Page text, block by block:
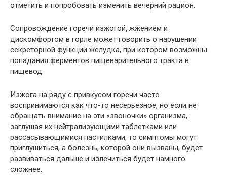
отметить и попробовать изменить вечерний рацион.
Сопровождение горечи изжогой, жжением и
дискомфортом в горле может говорить о нарушении
секреторной функции желудка, при котором возможны
попадания ферментов пищеварительного тракта в
пищевод.
Изжога на ряду с привкусом горечи часто
воспринимаются как что-то несерьезное, но если не
обращать внимание на эти «звоночки» организма,
заглушая их нейтрализующими таблетками или
рассасывающимися пастилками, то симптомы могут
приглушиться, а болезнь, которой они вызваны, будет
развиваться дальше и излечиться будет намного
сложнее.